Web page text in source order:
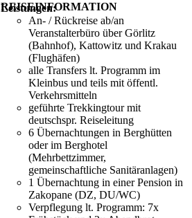
REISEINFORMATION
Leistungen:
An- / Rückreise ab/an
Veranstalterbüro über Görlitz
(Bahnhof), Kattowitz und Krakau
(Flughäfen)
alle Transfers lt. Programm im
Kleinbus und teils mit öffentl.
Verkehrsmitteln
geführte Trekkingtour mit
deutschspr. Reiseleitung
6 Übernachtungen in Berghütten
oder im Berghotel
(Mehrbettzimmer,
gemeinschaftliche Sanitäranlagen)
1 Übernachtung in einer Pension in
Zakopane (DZ, DU/WC)
Verpflegung lt. Programm: 7x